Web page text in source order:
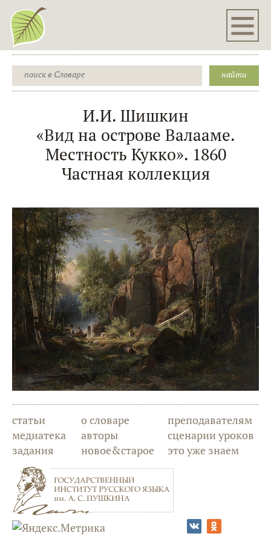
И.И. Шишкин
«Вид на острове Валааме.
Местность Кукко». 1860
Частная коллекция
статьи
медиатека
задания
о словаре
авторы
новое&старое
преподавателям
сценарии уроков
это уже знаем